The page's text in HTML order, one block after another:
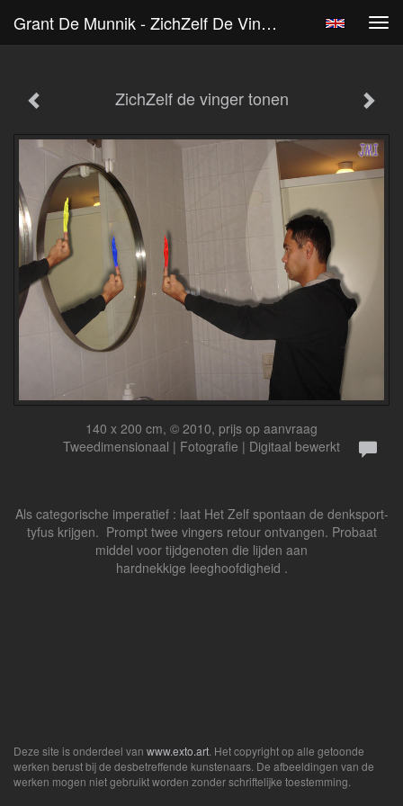
Grant De Munnik - ZichZelf De Vinger Tonen
ZichZelf de vinger tonen
140 x 200 cm, © 2010, prijs op aanvraag
Tweedimensionaal | Fotografie | Digitaal bewerkt
Als categorische imperatief : laat Het Zelf spontaan de denksport-
tyfus krijgen. Prompt twee vingers retour ontvangen. Probaat
middel voor tijdgenoten die lijden aan
hardnekkige leeghoofdigheid .
Deze site is onderdeel van www.exto.art . Het copyright op alle getoonde
werken berust bij de desbetreffende kunstenaars. De afbeeldingen van de
werken mogen niet gebruikt worden zonder schriftelijke toestemming.